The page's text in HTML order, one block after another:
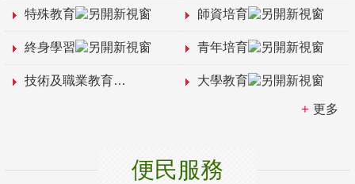
特殊教育 師資培育
終身學習 青年培育
技術及職業教育 大學教育
更多
便民服務